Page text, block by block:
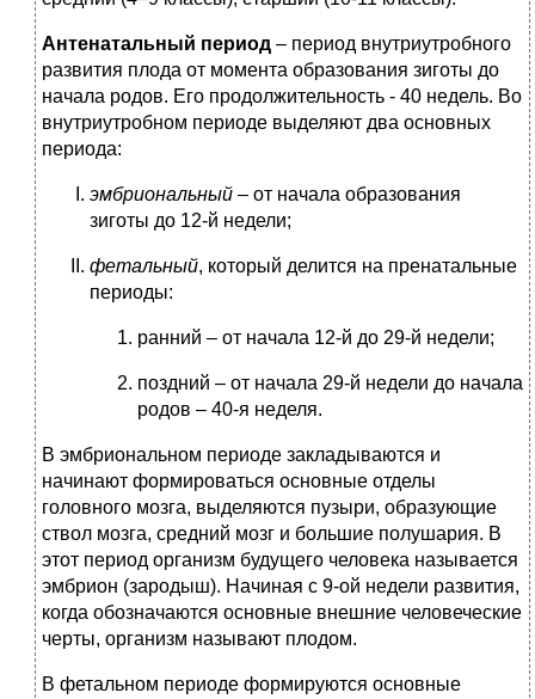
Антенатальный период – период внутриутробного
развития плода от момента образования зиготы до
начала родов. Его продолжительность - 40 недель. Во
внутриутробном периоде выделяют два основных
периода:
эмбриональный – от начала образования
зиготы до 12-й недели;
фетальный, который делится на пренатальные
периоды:
ранний – от начала 12-й до 29-й недели;
поздний – от начала 29-й недели до начала
родов – 40-я неделя.
В эмбриональном периоде закладываются и
начинают формироваться основные отделы
головного мозга, выделяются пузыри, образующие
ствол мозга, средний мозг и большие полушария. В
этот период организм будущего человека называется
эмбрион (зародыш). Начиная с 9-ой недели развития,
когда обозначаются основные внешние человеческие
черты, организм называют плодом.
В фетальном периоде формируются основные